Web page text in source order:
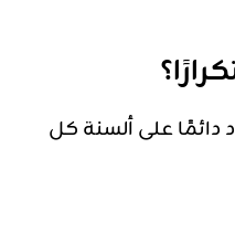
دائمًا على ألسنة كل